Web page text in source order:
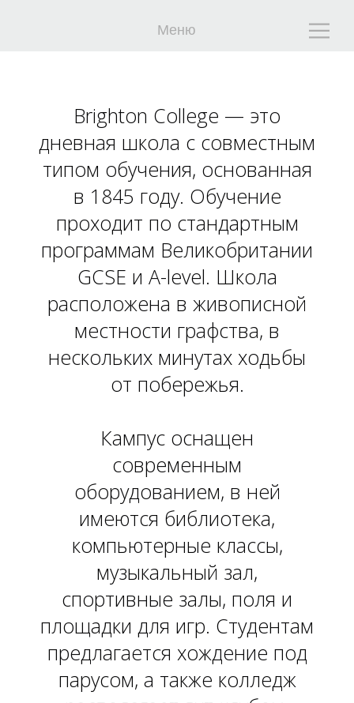
Меню
К
О
Brighton College — это
дневная школа с совместным
типом обучения, основанная
в 1845 году. Обучение
проходит по стандартным
программам Великобритании
GCSE и A-level. Школа
расположена в живописной
местности графства, в
нескольких минутах ходьбы
от побережья.
Кампус оснащен
современным
оборудованием, в ней
имеются библиотека,
компьютерные классы,
музыкальный зал,
спортивные залы, поля и
площадки для игр. Студентам
предлагается хождение под
парусом, а также колледж